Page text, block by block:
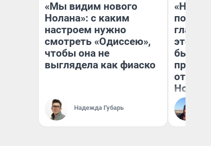
«Мы видим нового
Нолана»: с каким
настроем нужно
смотреть «Одиссею»,
чтобы она не
выглядела как фиаско
Надежда Губарь
этого
бьет
отзыв
Нолана